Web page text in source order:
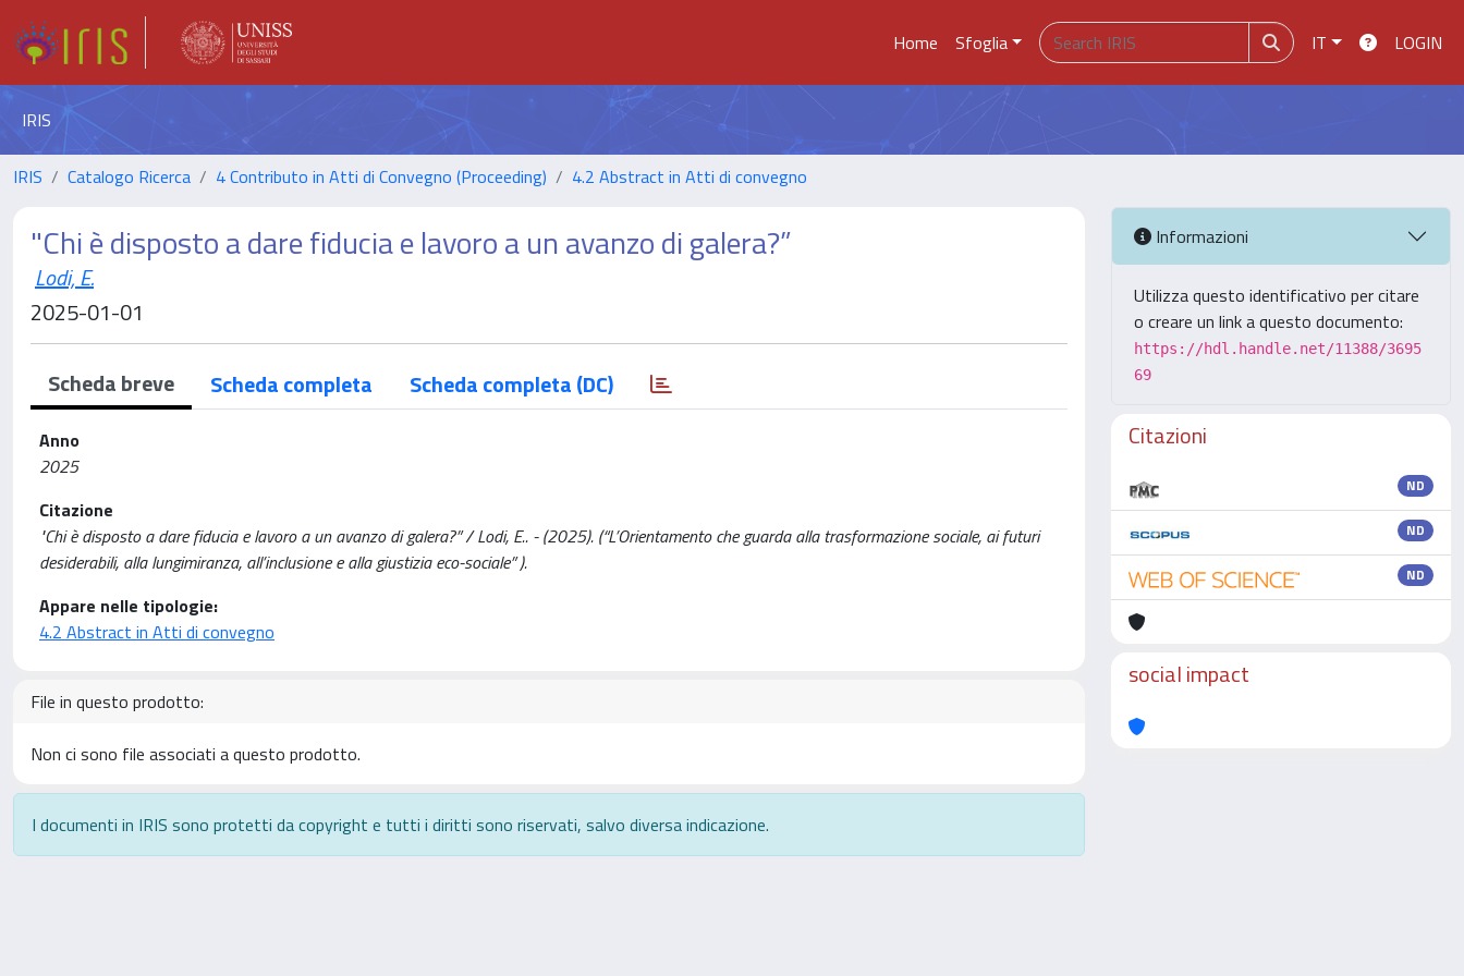
Home Sfoglia IT LOGIN
IRIS
IRIS Catalogo Ricerca 4 Contributo in Atti di Convegno (Proceeding) 4.2 Abstract in Atti di convegno
"Chi è disposto a dare fiducia e lavoro a un avanzo di galera?”
Lodi, E.
2025-01-01
Scheda breve Scheda completa Scheda completa (DC)
Anno
2025
Citazione
"Chi è disposto a dare fiducia e lavoro a un avanzo di galera?” / Lodi, E.. - (2025). (“L’Orientamento che guarda alla trasformazione sociale, ai futuri
desiderabili, alla lungimiranza, all’inclusione e alla giustizia eco-sociale” ).
Appare nelle tipologie:
4.2 Abstract in Atti di convegno
File in questo prodotto:
Non ci sono file associati a questo prodotto.
I documenti in IRIS sono protetti da copyright e tutti i diritti sono riservati, salvo diversa indicazione.
Informazioni
Utilizza questo identificativo per citare
o creare un link a questo documento:
https://hdl.handle.net/11388/3695
69
Citazioni
ND
ND
ND
social impact